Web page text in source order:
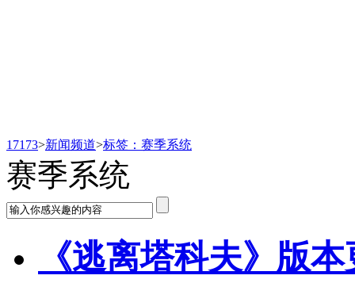
17173>新闻频道>标签：赛季系统
赛季系统
《逃离塔科夫》版